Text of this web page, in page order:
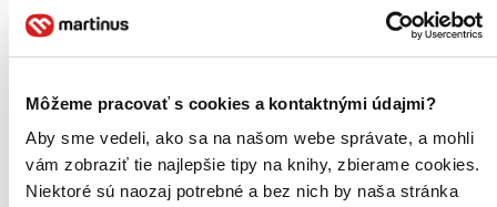
Môžeme pracovať s cookies a kontaktnými údajmi?
Aby sme vedeli, ako sa na našom webe správate, a mohli
vám zobraziť tie najlepšie tipy na knihy, zbierame cookies.
Niektoré sú naozaj potrebné a bez nich by naša stránka
Top hodnotené
Najdrahšie
Najlacnejšie
Najvyššia zľava